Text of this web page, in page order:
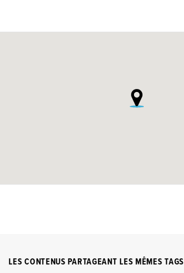
LES CONTENUS PARTAGEANT LES MÊMES TAGS